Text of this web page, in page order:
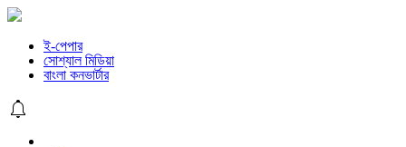
ই-পেপার
সোশ্যাল মিডিয়া
বাংলা কনভার্টার